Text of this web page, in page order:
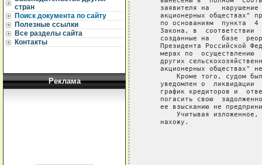
стран
Поиск документа по сайту
Полезные ссылки
Все разделы сайта
Контакты
Реклама
заявителя на
акционерных обществах"
по основаниям  пункта
Закона, в  соответствии
созданные на   базе
Президента Российской
мерах по  осуществлению
других
акционерных обществах"
Кроме того, судом
уведомлен о  ликвидации
график кредиторов и
погасить свою
ее взысканию не
Учитывая
   нахожу.